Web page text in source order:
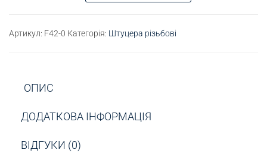
Артикул: F42-0 Категорія: Штуцера різьбові
ОПИС
ДОДАТКОВА ІНФОРМАЦІЯ
ВІДГУКИ (0)